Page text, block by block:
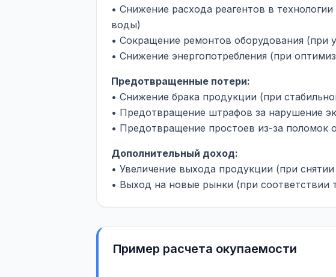
• Снижение расхода реагентов в
воды)
• Сокращение ремонтов оборудования (при
• Снижение энергопотребления (при
Предотвращенные потери:
• Снижение брака продукции (при
• Предотвращение штрафов за нарушение
• Предотвращение простоев из-за поломок
Дополнительный доход:
• Увеличение выхода продукции (при
• Выход на новые рынки (при соответствии
Пример расчета окупаемости